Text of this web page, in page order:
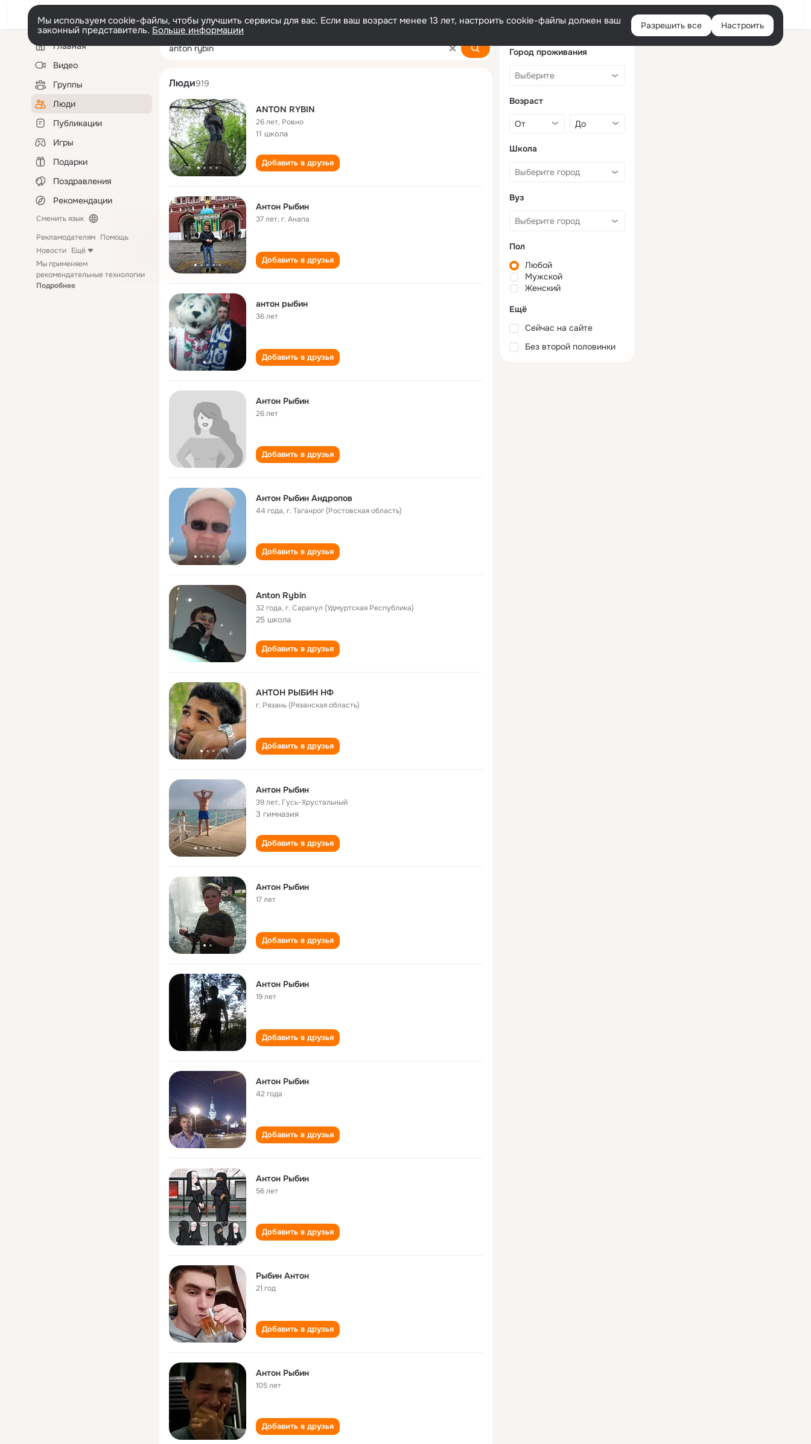
Войти
Мы используем cookie-файлы, чтобы улучшить сервисы для вас. Если ваш возраст менее 13 лет, настроить cookie-файлы должен ваш
законный представитель. Больше информации Разрешить все Настроить
Левая
колонкаГлавная
Видео
Группы
Люди
Публикации
Игры
Подарки
Поздравления
Рекомендации
Сменить язык
Рекламодателям Помощь
Новости Ещё
Мы применяем
рекомендательные технологии
Подробнее
anton rybin
Люди919
ANTON RYBIN
26 лет, Ровно
11 школа
Добавить в друзья
Антон Рыбин
37 лет,г. Анапа
Добавить в друзья
антон рыбин
36 лет
Добавить в друзья
Антон Рыбин
26 лет
Добавить в друзья
Антон Рыбин Андропов
44 года,г. Таганрог (Ростовская область)
Добавить в друзья
Anton Rybin
32 года,г. Сарапул (Удмуртская Республика)
25 школа
Добавить в друзья
АНТОН РЫБИН НФ
г. Рязань (Рязанская область)
Добавить в друзья
Антон Рыбин
39 лет, Гусь-Хрустальный
3 гимназия
Добавить в друзья
Антон Рыбин
17 лет
Добавить в друзья
Антон Рыбин
19 лет
Добавить в друзья
Антон Рыбин
42 года
Добавить в друзья
Антон Рыбин
56 лет
Добавить в друзья
Рыбин Антон
21 год
Добавить в друзья
Антон Рыбин
105 лет
Добавить в друзья
Город проживания
Возраст
Школа
Вуз
Пол
Любой
Мужской
Женский
Ещё
Сейчас на сайте
Без второй половинки